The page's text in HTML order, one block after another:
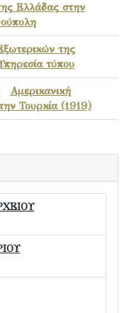
Ελλάδας στην
της
τύπου
Αμερικανική
Τουρκία (1919)